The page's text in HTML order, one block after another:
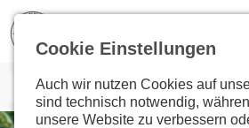
Cookie Einstellungen
Auch wir nutzen Cookies auf
sind technisch notwendig,
unsere Website zu verbessern